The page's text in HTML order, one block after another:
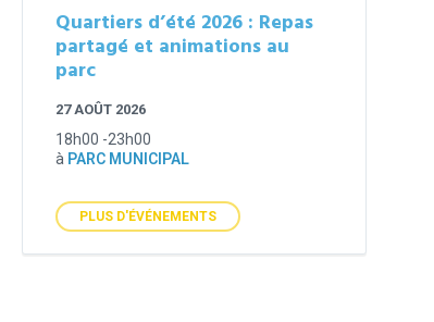
Quartiers d’été 2026 : Repas
partagé et animations au
parc
27 AOÛT 2026
18h00 -23h00
à PARC MUNICIPAL
PLUS D'ÉVÉNEMENTS